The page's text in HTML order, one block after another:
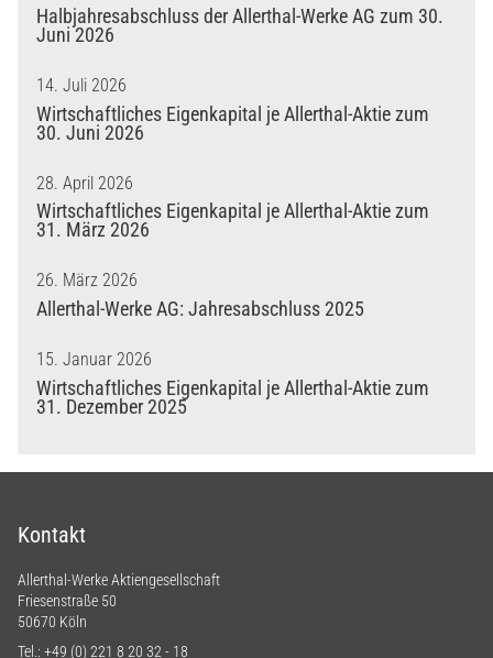
Halbjahresabschluss der Allerthal-Werke AG zum 30.
Juni 2026
14. Juli 2026
Wirtschaftliches Eigenkapital je Allerthal-Aktie zum
30. Juni 2026
28. April 2026
Wirtschaftliches Eigenkapital je Allerthal-Aktie zum
31. März 2026
26. März 2026
Allerthal-Werke AG: Jahresabschluss 2025
15. Januar 2026
Wirtschaftliches Eigenkapital je Allerthal-Aktie zum
31. Dezember 2025
Kontakt
Allerthal-Werke Aktiengesellschaft
Friesenstraße 50
50670 Köln
Tel.: +49 (0) 221 8 20 32 - 18